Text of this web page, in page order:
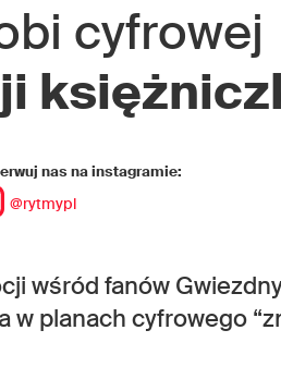
cyfrowej
nas na instagramie:
@rytmypl
wśród fanów
w planach cyfrowego